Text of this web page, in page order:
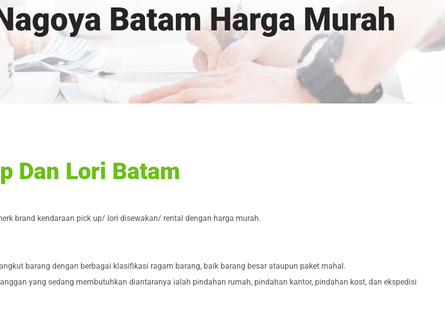
Batam Harga Murah
Dan Lori Batam
brand kendaraan pick up/ lori disewakan/ rental dengan harga murah.
barang dengan berbagai klasifikasi ragam barang, baik barang besar ataupun paket mahal.
yang sedang membutuhkan diantaranya ialah pindahan rumah, pindahan kantor, pindahan kost, dan ekspedisi